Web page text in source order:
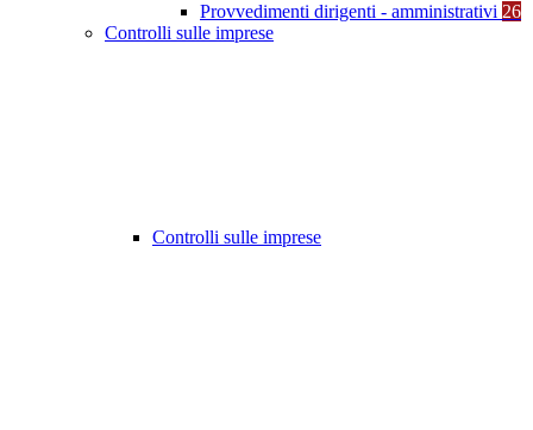
Provvedimenti dirigenti - amministrativi 26
Controlli sulle imprese
Controlli sulle imprese